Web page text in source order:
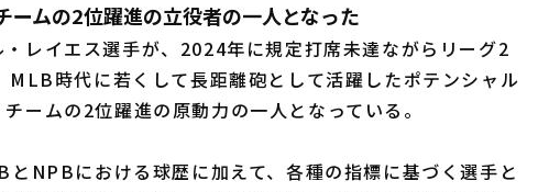
ムの2位躍進の立役者の一人となった
レイエス選手が、2024年に規定打席未達ながらリーグ2
時代に若くして長距離砲として活躍したポテンシャル
ームの2位躍進の原動力の一人となっている。
NPBにおける球歴に加えて、各種の指標に基づく選手と